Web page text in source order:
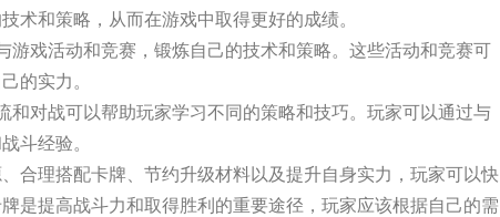
术和策略，从而在游戏中取得更好的成绩。
游戏活动和竞赛，锻炼自己的技术和策略。这些活动和竞赛可
的实力。
和对战可以帮助玩家学习不同的策略和技巧。玩家可以通过与
斗经验。
合理搭配卡牌、节约升级材料以及提升自身实力，玩家可以快
是提高战斗力和取得胜利的重要途径，玩家应该根据自己的需